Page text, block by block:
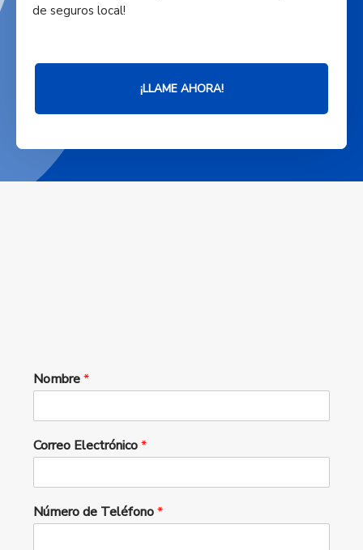
de seguros local!
¡LLAME AHORA!
Nombre*
Correo Electrónico*
Número de Teléfono*